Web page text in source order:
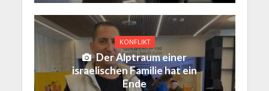
KONFLIKT
Der Alptraum einer
israelischen Familie hat ein
Ende